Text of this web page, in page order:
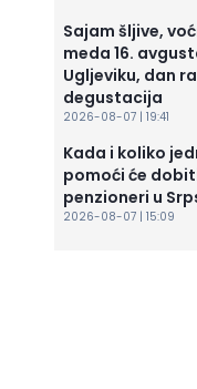
Sajam šljive,
meda 16.
Ugljeviku, dan
degustacija
2026-08-07 | 19:41
Kada i koliko
pomoći će
penzioneri u
2026-08-07 | 15:09